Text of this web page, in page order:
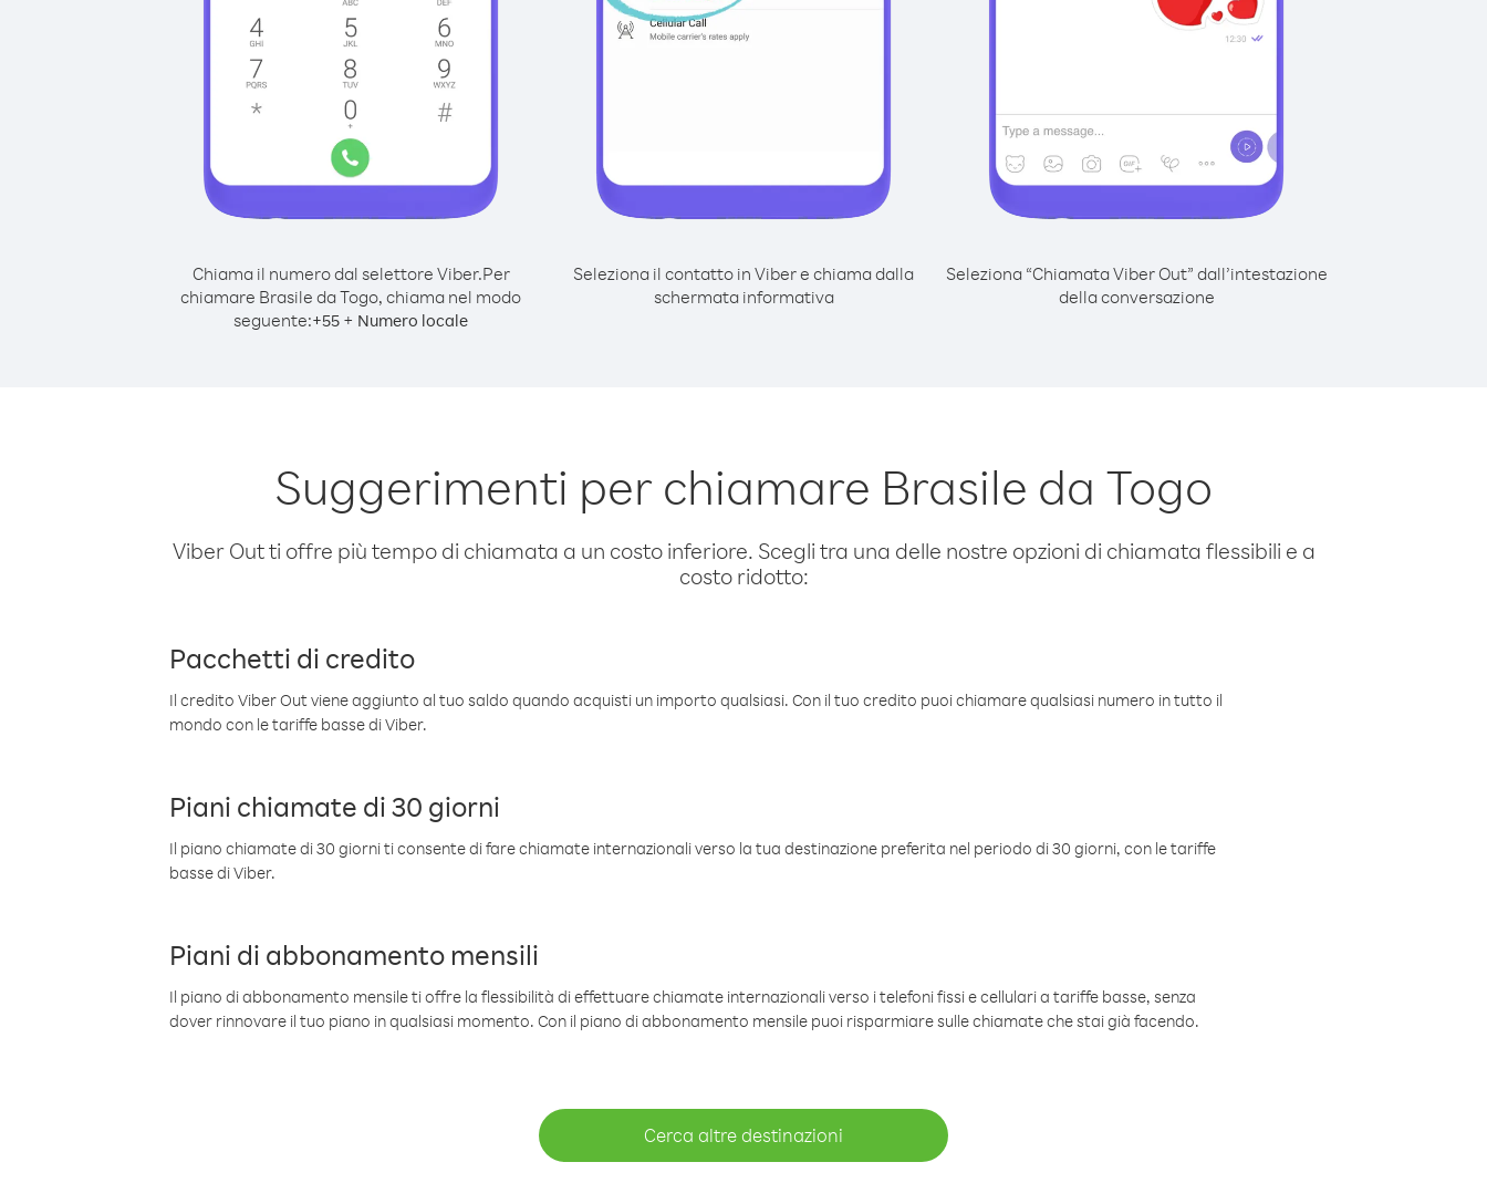
Chiama il numero dal selettore Viber.Per
chiamare Brasile da Togo, chiama nel modo
seguente:+55 + Numero locale
Seleziona il contatto in Viber e chiama dalla
schermata informativa
Seleziona “Chiamata Viber Out” dall’intestazione
della conversazione
Suggerimenti per chiamare Brasile da Togo
Viber Out ti offre più tempo di chiamata a un costo inferiore. Scegli tra una delle nostre opzioni di chiamata flessibili e a
costo ridotto:
Pacchetti di credito
Il credito Viber Out viene aggiunto al tuo saldo quando acquisti un importo qualsiasi. Con il tuo credito puoi chiamare qualsiasi numero in tutto il
mondo con le tariffe basse di Viber.
Piani chiamate di 30 giorni
Il piano chiamate di 30 giorni ti consente di fare chiamate internazionali verso la tua destinazione preferita nel periodo di 30 giorni, con le tariffe
basse di Viber.
Piani di abbonamento mensili
Il piano di abbonamento mensile ti offre la flessibilità di effettuare chiamate internazionali verso i telefoni fissi e cellulari a tariffe basse, senza
dover rinnovare il tuo piano in qualsiasi momento. Con il piano di abbonamento mensile puoi risparmiare sulle chiamate che stai già facendo.
Cerca altre destinazioni